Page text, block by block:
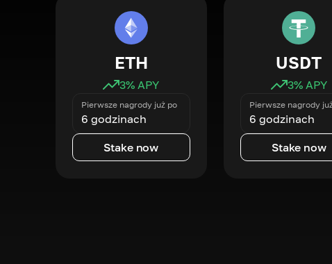
ETH
3% APY
Pierwsze nagrody już po
6 godzinach
Stake now
USDT
3% APY
Pierwsze nagrody
6 godzinach
Stake now